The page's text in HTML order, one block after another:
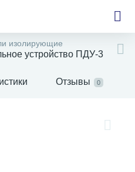
изолирующие
устройство ПДУ-3
Отзывы 0